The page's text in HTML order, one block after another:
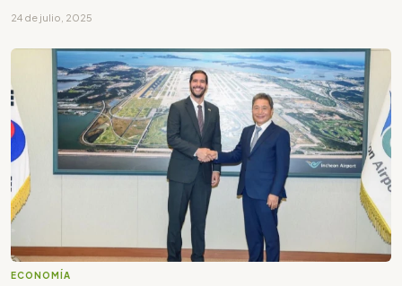
24 de julio, 2025
ECONOMÍA